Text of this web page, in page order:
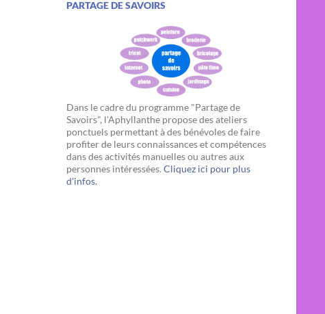
PARTAGE DE SAVOIRS
Dans le cadre du programme "Partage de
Savoirs", l'Aphyllanthe propose des ateliers
ponctuels permettant à des bénévoles de faire
profiter de leurs connaissances et compétences
dans des activités manuelles ou autres aux
personnes intéressées. Cliquez ici pour plus
d'infos.